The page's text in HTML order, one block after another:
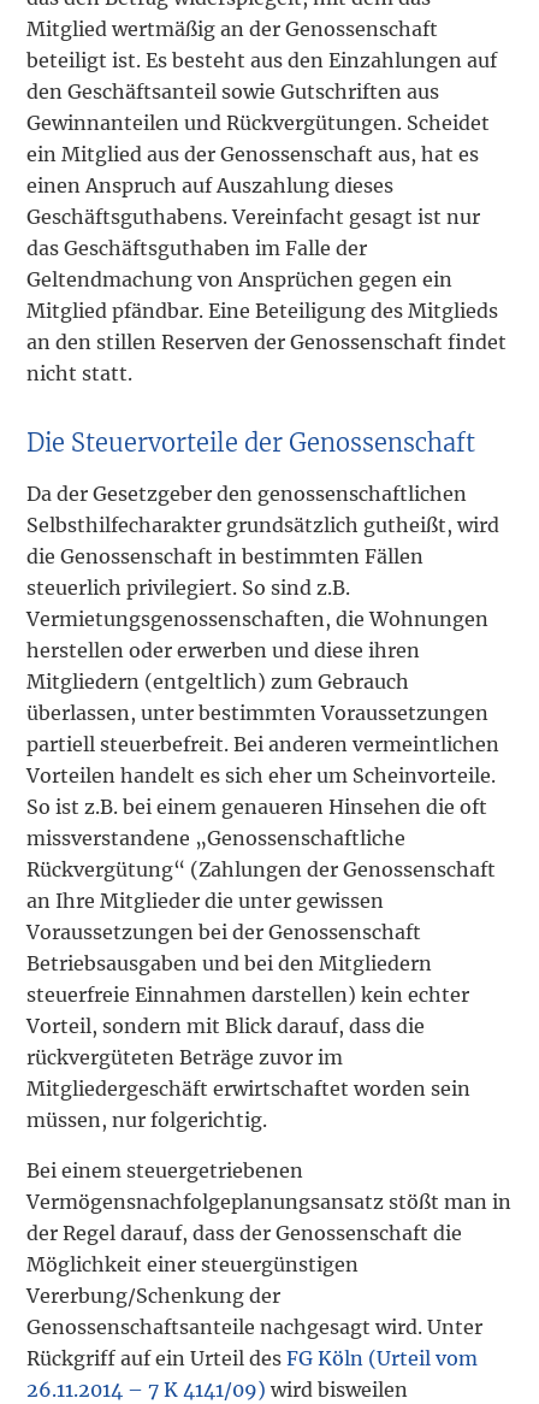
Mitglied wertmäßig an der Genossenschaft
beteiligt ist. Es besteht aus den Einzahlungen auf
den Geschäftsanteil sowie Gutschriften aus
Gewinnanteilen und Rückvergütungen. Scheidet
ein Mitglied aus der Genossenschaft aus, hat es
einen Anspruch auf Auszahlung dieses
Geschäftsguthabens. Vereinfacht gesagt ist nur
das Geschäftsguthaben im Falle der
Geltendmachung von Ansprüchen gegen ein
Mitglied pfändbar. Eine Beteiligung des Mitglieds
an den stillen Reserven der Genossenschaft findet
nicht statt.
Die Steuervorteile der Genossenschaft
Da der Gesetzgeber den genossenschaftlichen
Selbsthilfecharakter grundsätzlich gutheißt, wird
die Genossenschaft in bestimmten Fällen
steuerlich privilegiert. So sind z.B.
Vermietungsgenossenschaften, die Wohnungen
herstellen oder erwerben und diese ihren
Mitgliedern (entgeltlich) zum Gebrauch
überlassen, unter bestimmten Voraussetzungen
partiell steuerbefreit. Bei anderen vermeintlichen
Vorteilen handelt es sich eher um Scheinvorteile.
So ist z.B. bei einem genaueren Hinsehen die oft
missverstandene „Genossenschaftliche
Rückvergütung“ (Zahlungen der Genossenschaft
an Ihre Mitglieder die unter gewissen
Voraussetzungen bei der Genossenschaft
Betriebsausgaben und bei den Mitgliedern
steuerfreie Einnahmen darstellen) kein echter
Vorteil, sondern mit Blick darauf, dass die
rückvergüteten Beträge zuvor im
Mitgliedergeschäft erwirtschaftet worden sein
müssen, nur folgerichtig.
Bei einem steuergetriebenen
Vermögensnachfolgeplanungsansatz stößt man in
der Regel darauf, dass der Genossenschaft die
Möglichkeit einer steuergünstigen
Vererbung/Schenkung der
Genossenschaftsanteile nachgesagt wird. Unter
Rückgriff auf ein Urteil desFG Köln (Urteil vom
26.11.2014 – 7 K 4141/09) wird bisweilen